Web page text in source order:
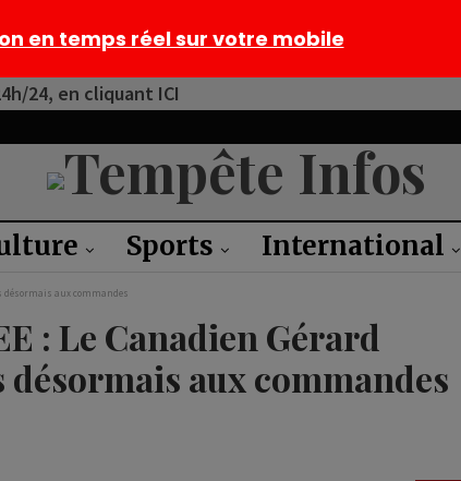
24, en cliquant ICI
Sports International
désormais aux commandes
: Le Canadien Gérard
aux commandes
en temps réel sur votre mobile